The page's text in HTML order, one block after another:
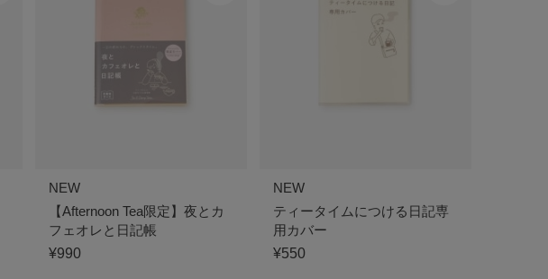
NEW
【Afternoon Tea限定】夜とカ
フェオレと日記帳
¥990
NEW
ティータイムにつける日記専
用カバー
¥550